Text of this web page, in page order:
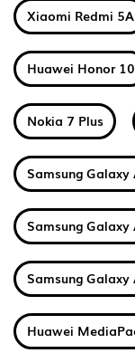
Xiaomi Redmi 5A
Huawei Honor 10
Nokia 7 Plus
Samsung
Samsung
Samsung
Huawei